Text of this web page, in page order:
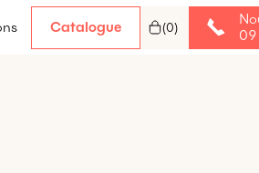
Catalogue (0)